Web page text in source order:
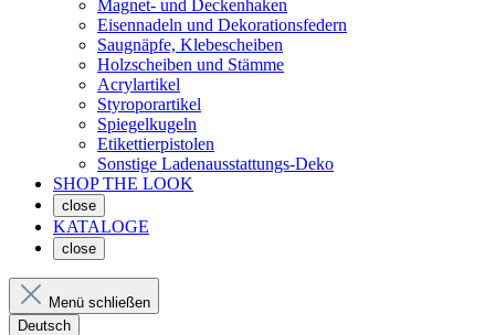
Magnet- und Deckenhaken
Eisennadeln und Dekorationsfedern
Saugnäpfe, Klebescheiben
Holzscheiben und Stämme
Acrylartikel
Styroporartikel
Spiegelkugeln
Etikettierpistolen
Sonstige Ladenausstattungs-Deko
SHOP THE LOOK
close
KATALOGE
close
Menü schließen
Deutsch